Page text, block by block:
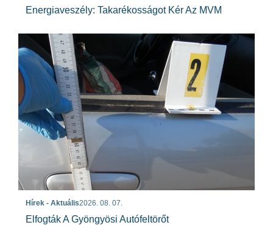
Energiaveszély: Takarékosságot Kér Az MVM
Hírek - Aktuális2026. 08. 07.
Elfogták A Gyöngyösi Autófeltörőt